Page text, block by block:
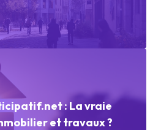
: La vraie
et travaux ?